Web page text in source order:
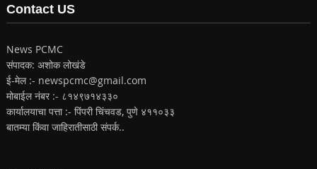
Contact US
News PCMC
संपादक: अशोक लोखंडे
ई-मेल :- newspcmc@gmail.com
मोबाईल नंबर :- ८१४९७१४३३०
कार्यालयाचा पत्ता :- पिंपरी चिंचवड, पुणे ४११०३३
बातम्या किंवा जाहिरातीसाठी संपर्क..